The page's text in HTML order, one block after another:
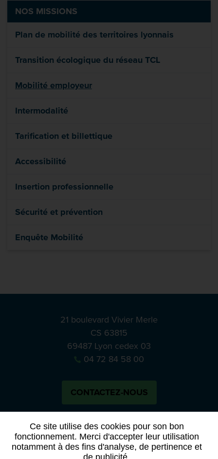
Ce site utilise des cookies pour son bon
fonctionnement. Merci d'accepter leur utilisation
notamment à des fins d'analyse, de pertinence et
de publicité.
NOS MISSIONS
Plan de mobilité des territoires lyonnais
Transition écologique du réseau TCL
Mobilité employeur
Intermodalité
Tarification et billettique
Accessibilité
Insertion professionnelle
Sécurité et prévention
Enquête Mobilité
21 boulevard Vivier Merle
CS 63815
69487 Lyon cedex 03
04 72 84 58 00
CONTACTEZ-NOUS
BlueskyNotre
APPELS À MANIFESTATION D’INTÉRÊT